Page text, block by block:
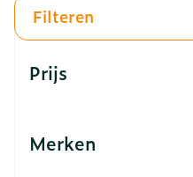
Filteren
Prijs
Merken